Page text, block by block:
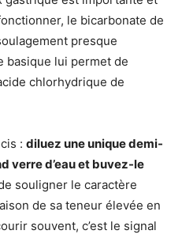
le bicarbonate de
presque
basique lui permet de
chlorhydrique de
: diluez une unique demi-
verre d’eau et buvez-le
souligner le caractère
de sa teneur élevée en
souvent, c’est le signal